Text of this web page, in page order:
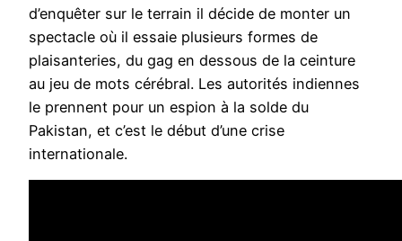
d’enquêter sur le terrain il décide de monter un
spectacle où il essaie plusieurs formes de
plaisanteries, du gag en dessous de la ceinture
au jeu de mots cérébral. Les autorités indiennes
le prennent pour un espion à la solde du
Pakistan, et c’est le début d’une crise
internationale.